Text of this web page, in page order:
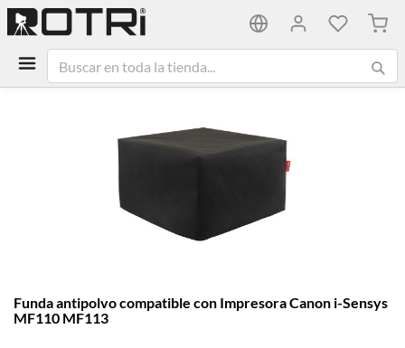
Mi
al
comienzo
Funda antipolvo compatible con Impresora Canon i-Sensys
MF110 MF113